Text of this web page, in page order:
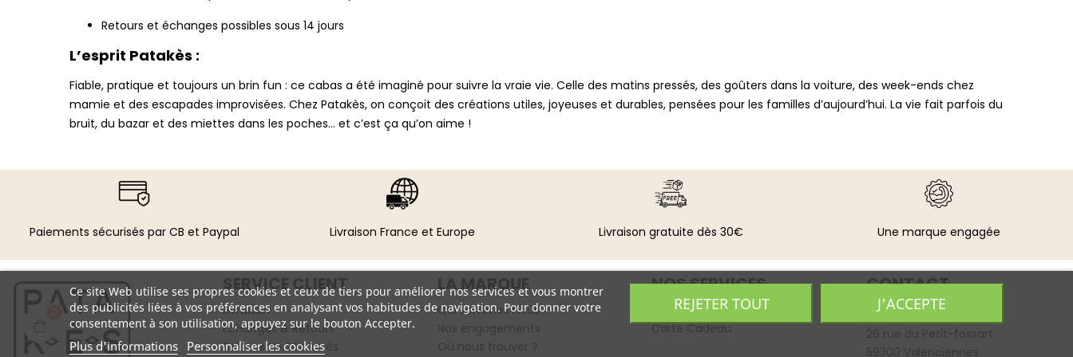
Retours et échanges possibles sous 14 jours
L’esprit Patakès :
Fiable, pratique et toujours un brin fun : ce cabas a été imaginé pour suivre la vraie vie. Celle des matins pressés, des goûters dans la voiture, des week-ends chez
mamie et des escapades improvisées. Chez Patakès, on conçoit des créations utiles, joyeuses et durables, pensées pour les familles d’aujourd’hui. La vie fait parfois du
bruit, du bazar et des miettes dans les poches… et c’est ça qu’on aime !
Paiements sécurisés par CB et Paypal​ Livraison France et Europe Livraison gratuite dès 30€ Une marque engagée
SERVICE CLIENT
Livraison
Échanges & Retours
Paiements Sécurisés
LA MARQUE
Qui sommes nous ?
Nos engagements
Où nous trouver ?
NOS SERVICES
Emballage Cadeau
Carte Cadeau
CONTACT
commercial@patakes-
collection.com
26 rue du Petit-fossart
59300 Valenciennes
Ce site Web utilise ses propres cookies et ceux de tiers pour améliorer nos services et vous montrer
des publicités liées à vos préférences en analysant vos habitudes de navigation. Pour donner votre
consentement à son utilisation, appuyez sur le bouton Accepter.
Plus d'informations Personnaliser les cookies
REJETER TOUT J'ACCEPTE